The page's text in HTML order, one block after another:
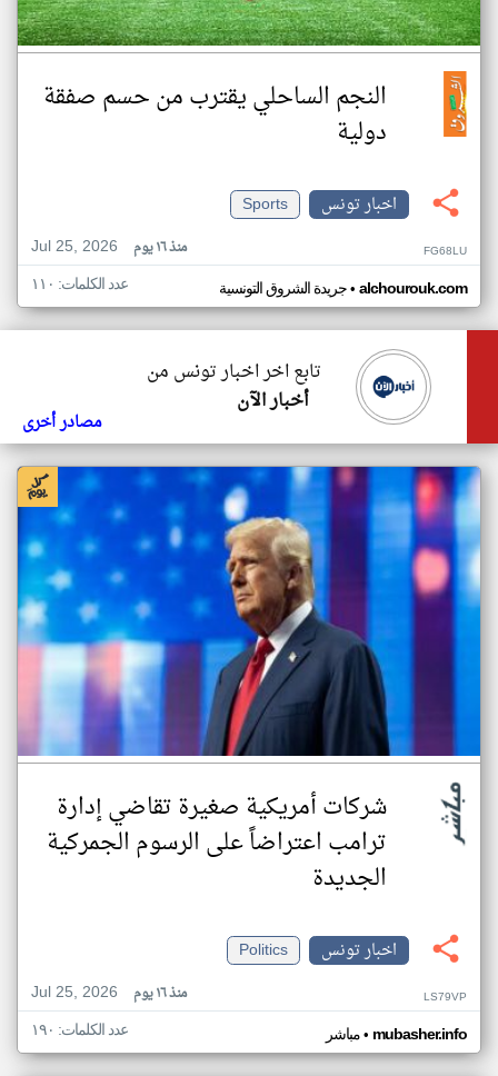
النجم الساحلي يقترب من حسم صفقة
دولية
اخبار تونس
Sports
Jul 25, 2026
منذ ١٦ يوم FG68LU
جريدة الشروق التونسية• alchourouk.com عدد الكلمات: ١١٠
تابع اخر اخبار تونس من
أخبار الآن
مصادر أخرى
شركات أمريكية صغيرة تقاضي إدارة
ترامب اعتراضاً على الرسوم الجمركية
الجديدة
اخبار تونس
Politics
Jul 25, 2026
منذ ١٦ يوم LS79VP
مباشر• mubasher.info عدد الكلمات: ١٩٠